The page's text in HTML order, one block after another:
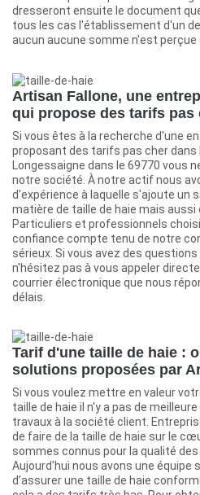
dresseront ensuite le document
tous les cas l'établissement d'un
aucun aucune somme n'est perçue
Artisan Fallone, une
qui propose des tarifs pas
Si vous êtes à la recherche d'une
proposant des tarifs pas cher dans
Longessaigne dans le 69770 vous
notre société. À notre actif nous
d'expérience à laquelle s'ajoute un
matière de taille de haie mais aussi
Particuliers et professionnels
confiance compte tenu de notre
sérieux. Si vous avez des
n'hésitez pas à vous appeler
courrier électronique que nous
délais.
Tarif d'une taille de haie :
solutions proposées par
Si vous voulez mettre en valeur
taille de haie il n'y a pas de
travaux à la société client.
de faire de la taille de haie sur le
sommes connus pour la qualité
Aujourd'hui nous avons une équipe
d’assurer une taille de haie